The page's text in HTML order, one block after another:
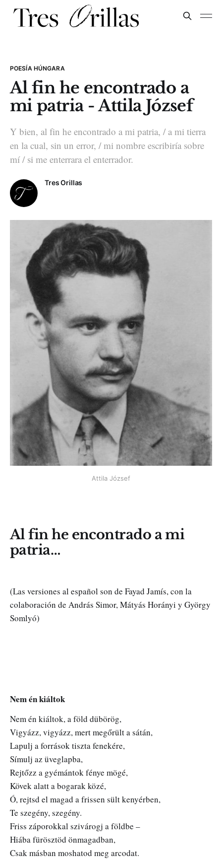
POESÍA HÚNGARA
Al fin he encontrado a
mi patria - Attila József
Y bien, al fin he encontrado a mi patria, / a mi tierra
en la cual, sin un error, / mi nombre escribiría sobre
mí / si me enterrara el enterrador.
Tres Orillas
Attila József
Al fin he encontrado a mi
patria…
(Las versiones al español son de Fayad Jamís, con la
colaboración de András Simor, Mátyás Horányi y György
Somlyó)
Nem én kiáltok
Nem én kiáltok, a föld dübörög,
Vigyázz, vigyázz, mert megőrült a sátán,
Lapulj a források tiszta fenekére,
Símulj az üveglapba,
Rejtőzz a gyémántok fénye mögé,
Kövek alatt a bogarak közé,
Ó, rejtsd el magad a frissen sült kenyérben,
Te szegény, szegény.
Friss záporokkal szivárogj a földbe –
Hiába fürösztöd önmagadban,
Csak másban moshatod meg arcodat.